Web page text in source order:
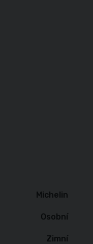
Michelin
Osobní
Zimní